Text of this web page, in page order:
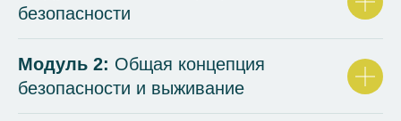
безопасности
Модуль 2: Общая концепция
безопасности и выживание